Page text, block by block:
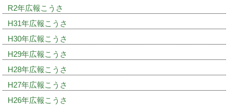
R2年広報こうさ
H31年広報こうさ
H30年広報こうさ
H29年広報こうさ
H28年広報こうさ
H27年広報こうさ
H26年広報こうさ